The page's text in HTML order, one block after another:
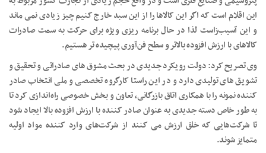
این اقلام است که اگر این کالاها را از این سبد خارج کنیم چیز زیادی نمی ماند
و این آسیب‌زاست لذا در حال برنامه ریزی ویژه برای حرکت به سمت صادرات
کالاهای با ارزش افزوده بالاتر و سطح فن‌آوری پیچیده تر هستیم.
وی تصریح کرد: دولت رویکرد جدیدی در بحث مشوق های صادراتی و تحقیق و
تشویق های تولیدی دارد و در این راستا کارگروه تخصصی و ملی انتخاب صادر
کننده نمونه را با همکاری اتاق بازرگانی، تعاون و بخش خصوصی راه‌اندازی کرد تا
به طور خاص دسته جدیدی به عنوان صادر کننده با ارزش افزوده بالا ایجاد شود
تا شرکت‌هایی که خلق ارزش می کنند از شرکت‌های وارد کننده مواد اولیه
متمایز شوند.